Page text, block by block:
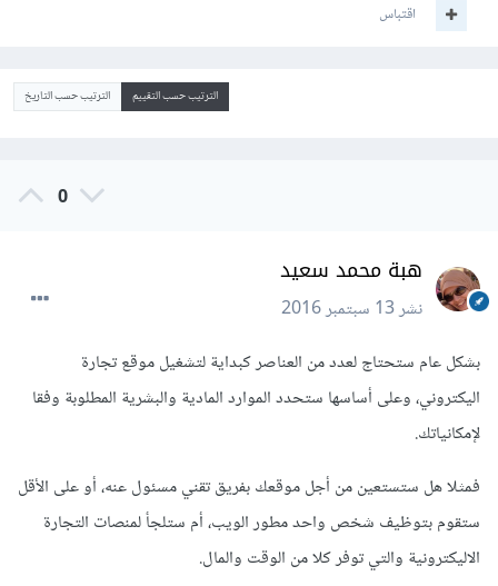
اقتباس
الترتيب حسب التقييم الترتيب حسب التاريخ
0
هبة محمد سعيد
نشر13 سبتمبر 2016
بشكل عام ستحتاج لعدد من العناصر كبداية لتشغيل موقع تجارة
اليكتروني، وعلى أساسها ستحدد الموارد المادية والبشرية المطلوبة وفقا
لإمكانياتك.
فمثلا هل ستستعين من أجل موقعك بفريق تقني مسئول عنه، أو على الأقل
ستقوم بتوظيف شخص واحد مطور الويب، أم ستلجأ لمنصات التجارة
الاليكترونية والتي توفر كلا من الوقت والمال.